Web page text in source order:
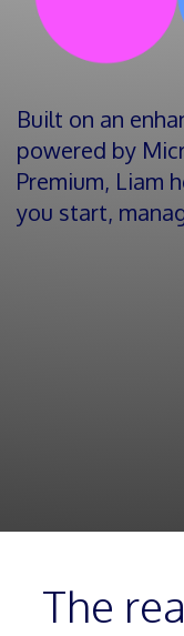
Built on an
powered by
Premium, Liam
you start,
The